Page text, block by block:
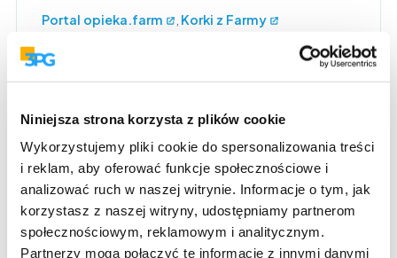
Niniejsza strona korzysta z plików cookie
Wykorzystujemy pliki cookie do spersonalizowania treści
i reklam, aby oferować funkcje społecznościowe i
analizować ruch w naszej witrynie. Informacje o tym, jak
korzystasz z naszej witryny, udostępniamy partnerom
społecznościowym, reklamowym i analitycznym.
Partnerzy mogą połączyć te informacje z innymi danymi
Portal opieka.farm
Korki z Farmy
Facebook, Instagram, TikTok oraz baza i newsletter
z ponad 25 000 farmaceutów.
Własne Wydawnictwo
Farmaceutyczne